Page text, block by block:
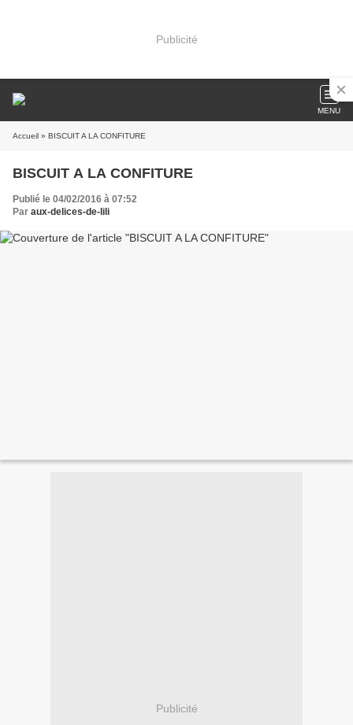
Publicité
MENU
Accueil » BISCUIT A LA CONFITURE
BISCUIT A LA CONFITURE
Publié le 04/02/2016 à 07:52
Par aux-delices-de-lili
Publicité